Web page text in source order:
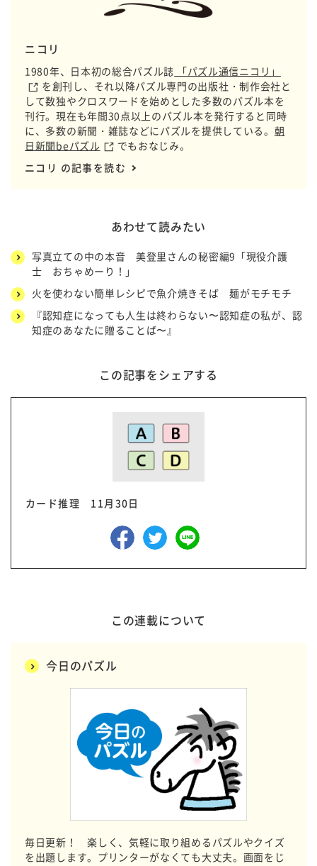
ニコリ
1980年、日本初の総合パズル誌 「パズル通信ニコリ」
を創刊し、それ以降パズル専門の出版社・制作会社と
して数独やクロスワードを始めとした多数のパズル本を
刊行。現在も年間30点以上のパズル本を発行すると同時
に、多数の新聞・雑誌などにパズルを提供している。 朝
日新聞beパズル
でもおなじみ。
ニコリ の記事を読む
あわせて読みたい
写真立ての中の本音 美登里さんの秘密編9「現役介護
士 おちゃめーり！」
火を使わない簡単レシピで魚介焼きそば 麺がモチモチ
『認知症になっても人生は終わらない〜認知症の私が、認
知症のあなたに贈ることば〜』
この記事をシェアする
カード推理 11月30日
この連載について
今日のパズル
毎日更新！ 楽しく、気軽に取り組めるパズルやクイズ
を出題します。プリンターがなくても大丈夫。画面をじ